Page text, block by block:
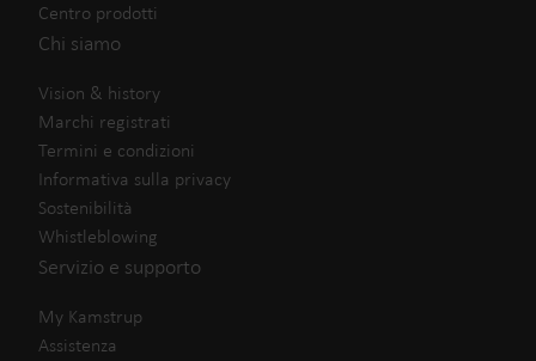
Centro prodotti
Chi siamo
Vision & history
Marchi registrati
Termini e condizioni
Informativa sulla privacy
Sostenibilità
Whistleblowing
Servizio e supporto
My Kamstrup
Assistenza